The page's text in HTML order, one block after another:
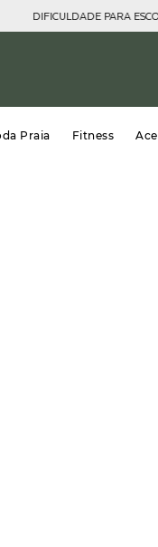
DIFICULDADE PARA
Praia Fitness